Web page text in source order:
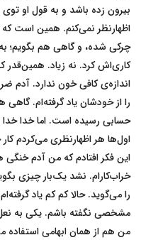
بیرون زده باشد و به قول او
اظهارنظر نمی‌کنم. همین است
چرکی شده، و گاهی هم بگویم؛
کاری‌اش کرد. نه زیاد. همین‌قدر
اندازه‌ی کافی خون ندارد. آدم
را از خودشان یاد گرفته‌ام.
حسابی رسیده است. اما خدا خدا
اول‌ها هر اظهارنظری می‌کردم
این فکر افتادم که من آدم
خراب‌کارام. نشد یک‌بار چیزی
را می‌گوید. حالا کم کم یاد
مشخصی نگفته باشم. یکی به
من هم از همان ابهامی